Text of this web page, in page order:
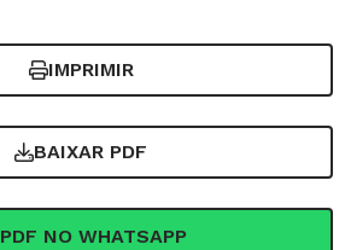
IMPRIMIR
BAIXAR PDF
PDF NO WHATSAPP